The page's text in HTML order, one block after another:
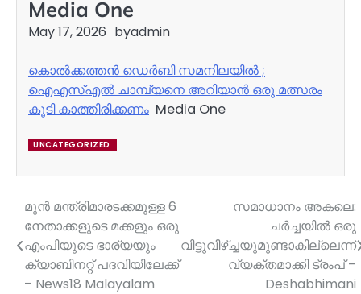
Media One
May 17, 2026 byadmin
കൊൽക്കത്തൻ ഡെർബി സമനിലയിൽ ;
ഐഎസ്‌എൽ ചാമ്പ്യനെ അറിയാൻ ഒരു മത്സരം
കൂടി കാത്തിരിക്കണം Media One
UNCATEGORIZED
Post
navigation
മുൻ മന്ത്രിമാരടക്കമുള്ള 6
നേതാക്കളുടെ മക്കളും ഒരു
എംപിയുടെ ഭാര്യയും
ക്യാബിനറ്റ് പദവിയിലേക്ക്
– News18 Malayalam
സമാധാനം അകലെ:
ചർ‌ച്ചയിൽ‌ ഒരു
വിട്ടുവീഴ്ച്ചയുമുണ്ടാകില്ലെന്ന്
വ്യക്തമാക്കി ട്രംപ് –
Deshabhimani